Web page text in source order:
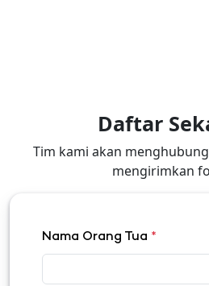
Daftar
Tim kami akan
mengirimkan
Nama Orang Tua *